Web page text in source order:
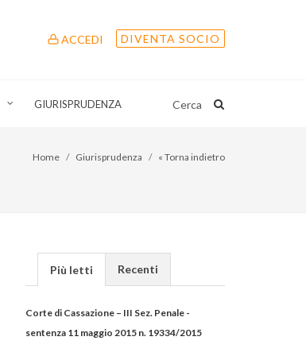
ACCEDI DIVENTA SOCIO
GIURISPRUDENZA Cerca
Home Giurisprudenza « Torna indietro
Più letti Recenti
Corte di Cassazione – III Sez. Penale -
sentenza 11 maggio 2015 n. 19334/2015